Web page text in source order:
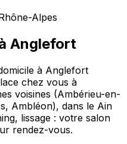
Alpes
Anglefort
à Anglefort
chez vous à
voisines (Ambérieu-en-
Ambléon), dans le Ain
lissage : votre salon
rendez-vous.